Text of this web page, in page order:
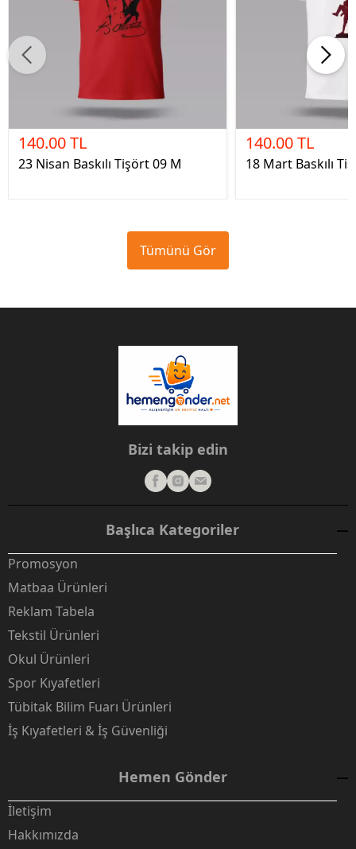
140.00 TL
23 Nisan Baskılı Tişört 09 M
140.00 TL
18 Mart Baskılı
Tümünü Gör
Bizi takip edin
Başlıca Kategoriler
Promosyon
Matbaa Ürünleri
Reklam Tabela
Tekstil Ürünleri
Okul Ürünleri
Spor Kıyafetleri
Tübitak Bilim Fuarı Ürünleri
İş Kıyafetleri & İş Güvenliği
Hemen Gönder
İletişim
Hakkımızda